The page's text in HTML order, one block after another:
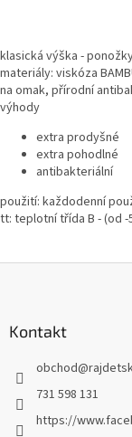
klasická výška -
materiály: viskóza
na omak, přírodní
výhody
extra prodyšné
extra pohodlné
antibakteriální
použití: každodenní
tt: teplotní třída B - (od -
Kontakt
obchod@
731 598 131
https://